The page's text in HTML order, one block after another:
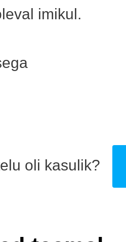
imikul.
oli kasulik?